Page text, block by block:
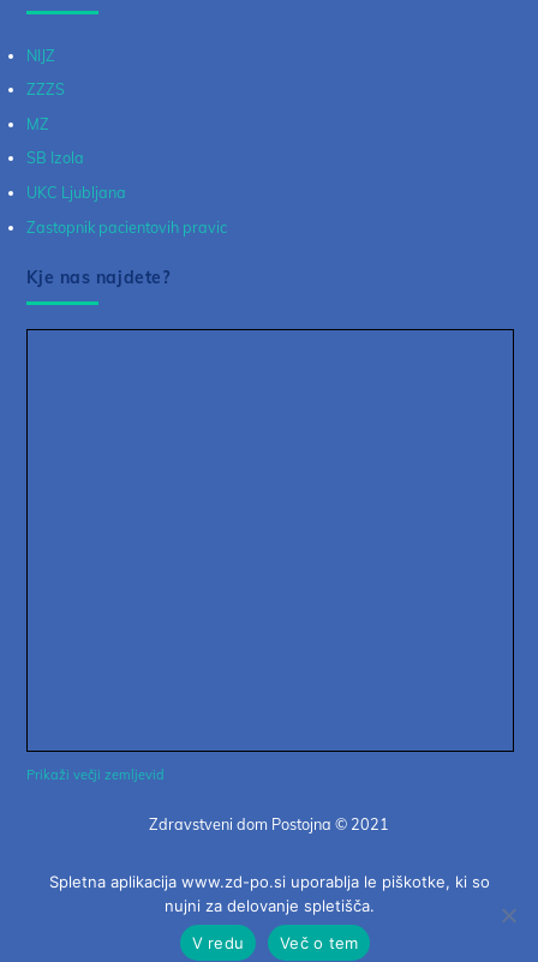
NIJZ
ZZZS
MZ
SB Izola
UKC Ljubljana
Zastopnik pacientovih pravic
Kje nas najdete?
Prikaži večji zemljevid
Zdravstveni dom Postojna © 2021
nadomestiti obiska pri zdravniku! |Piškotki
Spletna aplikacija www.zd-po.si uporablja le piškotke, ki so
nujni za delovanje spletišča.
V redu
Več o tem